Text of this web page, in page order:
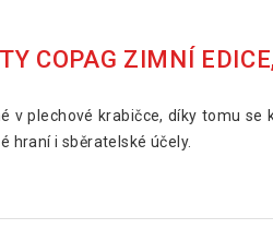
COPAG ZIMNÍ
v plechové krabičce, díky tomu
hraní i sběratelské účely.